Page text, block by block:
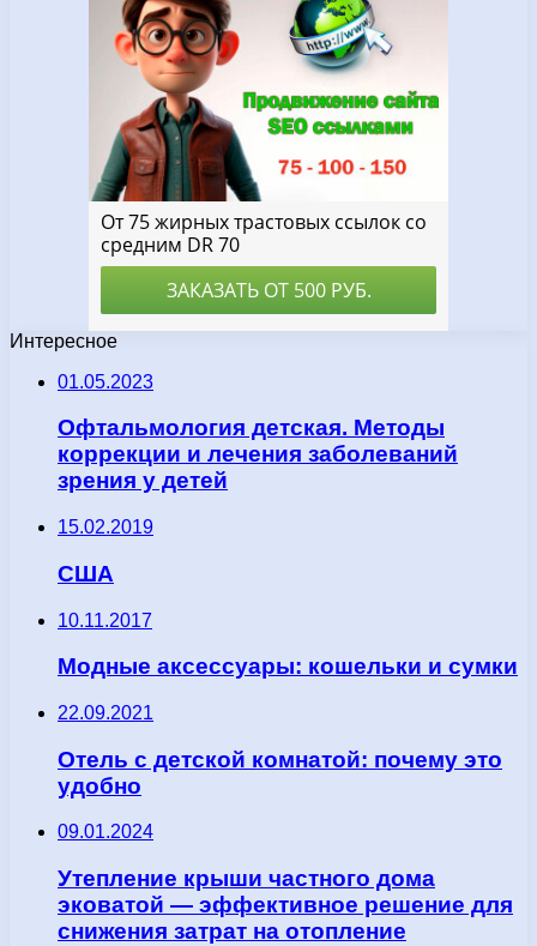
Интересное
01.05.2023
Офтальмология детская. Методы
коррекции и лечения заболеваний
зрения у детей
15.02.2019
США
10.11.2017
Модные аксессуары: кошельки и сумки
22.09.2021
Отель с детской комнатой: почему это
удобно
09.01.2024
Утепление крыши частного дома
эковатой — эффективное решение для
снижения затрат на отопление